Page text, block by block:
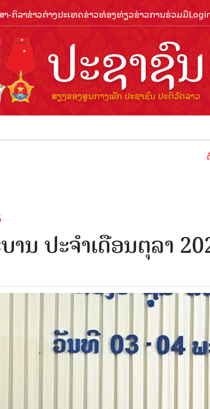
າ-ກິລາຂ່າວຕ່າງປະເທດຂ່າວທ່ອງທ່ຽວຂ່າວການຮ່ວມມື
ຕ້ອນຮັບ
ນ ປະຈຳເດືອນຕຸລາ